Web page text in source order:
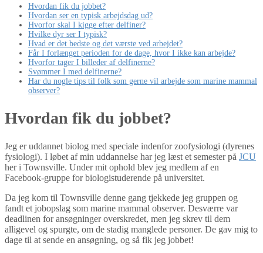
Hvordan fik du jobbet?
Hvordan ser en typisk arbejdsdag ud?
Hvorfor skal I kigge efter delfiner?
Hvilke dyr ser I typisk?
Hvad er det bedste og det værste ved arbejdet?
Får I forlænget perioden for de dage, hvor I ikke kan arbejde?
Hvorfor tager I billeder af delfinerne?
Svømmer I med delfinerne?
Har du nogle tips til folk som gerne vil arbejde som marine mammal
observer?
Hvordan fik du jobbet?
Jeg er uddannet biolog med speciale indenfor zoofysiologi (dyrenes
fysiologi). I løbet af min uddannelse har jeg læst et semester på JCU
her i Townsville. Under mit ophold blev jeg medlem af en
Facebook-gruppe for biologistuderende på universitet.
Da jeg kom til Townsville denne gang tjekkede jeg gruppen og
fandt et jobopslag som marine mammal observer. Desværre var
deadlinen for ansøgninger overskredet, men jeg skrev til dem
alligevel og spurgte, om de stadig manglede personer. De gav mig to
dage til at sende en ansøgning, og så fik jeg jobbet!